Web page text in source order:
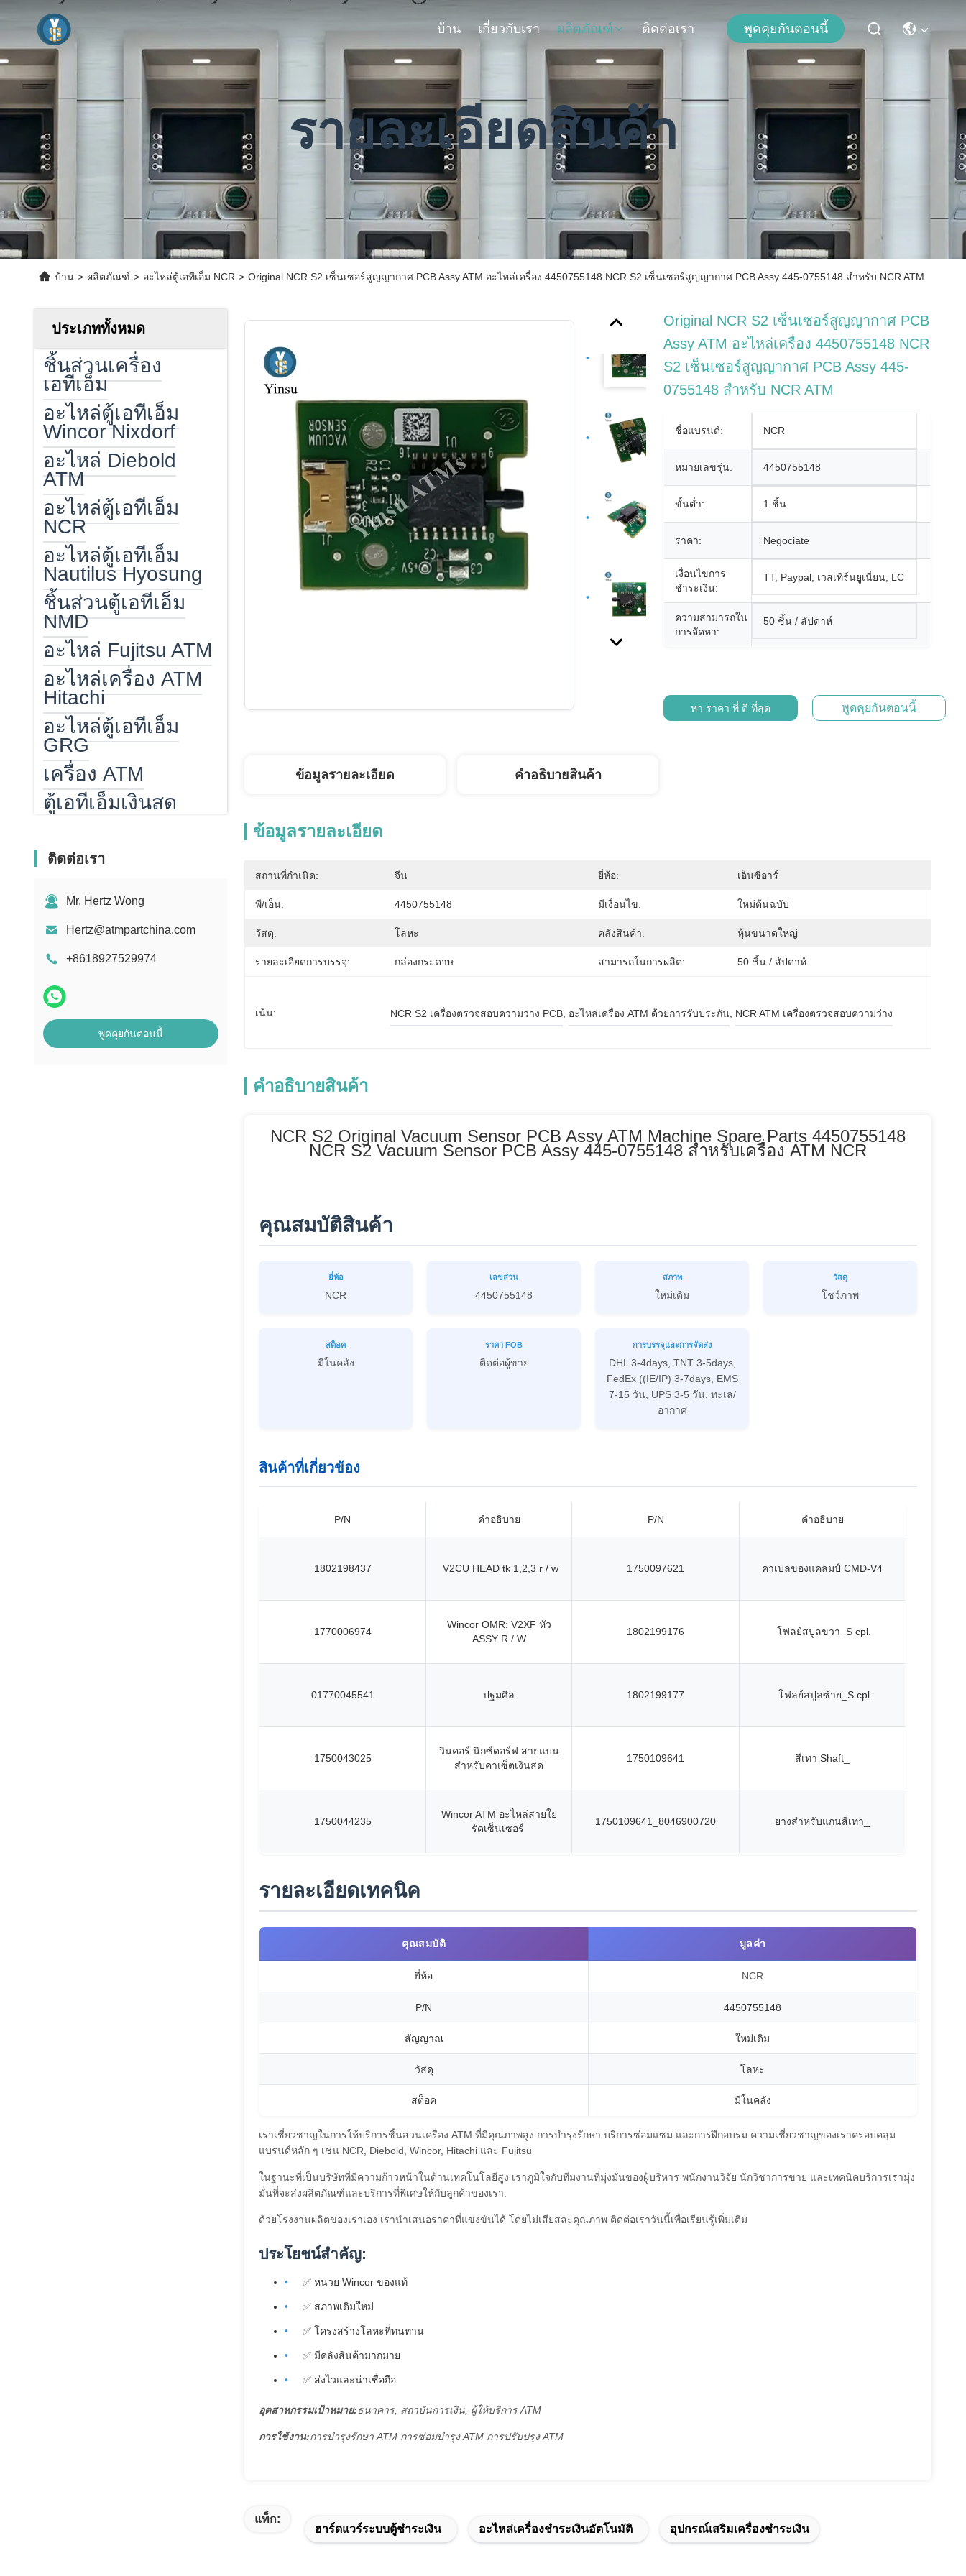
บ้าน เกี่ยวกับเรา ผลิตภัณฑ์ ติดต่อเรา พูดคุยกันตอนนี้
รายละเอียดสินค้า
บ้าน > ผลิตภัณฑ์ > อะไหล่ตู้เอทีเอ็ม NCR > Original NCR S2 เซ็นเซอร์สูญญากาศ PCB Assy ATM อะไหล่เครื่อง 4450755148 NCR S2 เซ็นเซอร์สูญญากาศ PCB Assy 445-0755148 สำหรับ NCR ATM
ประเภททั้งหมด
ชิ้นส่วนเครื่อง
เอทีเอ็ม
อะไหล่ตู้เอทีเอ็ม
Wincor Nixdorf
อะไหล่ Diebold
ATM
อะไหล่ตู้เอทีเอ็ม
NCR
อะไหล่ตู้เอทีเอ็ม
Nautilus Hyosung
ชิ้นส่วนตู้เอทีเอ็ม
NMD
อะไหล่ Fujitsu ATM
อะไหล่เครื่อง ATM
Hitachi
อะไหล่ตู้เอทีเอ็ม
GRG
เครื่อง ATM
ตู้เอทีเอ็มเงินสด
เครื่องอ่านบัตร
เครื่องทำความร้อน
ATM
เครื่องนับธนาคาร
บิล คอนเตอร์พาร์ท
MEI Bill Acceptor
ส่วน
ติดต่อเรา
Mr. Hertz Wong
Hertz@atmpartchina.com
+8618927529974
พูดคุยกันตอนนี้
Original NCR S2 เซ็นเซอร์สูญญากาศ PCB
Assy ATM อะไหล่เครื่อง 4450755148 NCR
S2 เซ็นเซอร์สูญญากาศ PCB Assy 445-
0755148 สำหรับ NCR ATM
ชื่อแบรนด์: NCR
หมายเลขรุ่น: 4450755148
ขั้นต่ำ: 1 ชิ้น
ราคา: Negociate
เงื่อนไขการ
ชำระเงิน:
TT, Paypal, เวสเทิร์นยูเนี่ยน, LC
ความสามารถใน
การจัดหา:
50 ชิ้น / สัปดาห์
หา ราคา ที่ ดี ที่สุด พูดคุยกันตอนนี้
ข้อมูลรายละเอียด คําอธิบายสินค้า
ข้อมูลรายละเอียด
สถานที่กำเนิด: จีน ยี่ห้อ: เอ็นซีอาร์
พี/เอ็น: 4450755148 มีเงื่อนไข: ใหม่ต้นฉบับ
วัสดุ: โลหะ คลังสินค้า: หุ้นขนาดใหญ่
รายละเอียดการบรรจุ: กล่องกระดาษ สามารถในการผลิต: 50 ชิ้น / สัปดาห์
เน้น: NCR S2 เครื่องตรวจสอบความว่าง PCB อะไหล่เครื่อง ATM ด้วยการรับประกัน NCR ATM เครื่องตรวจสอบความว่าง
คําอธิบายสินค้า
NCR S2 Original Vacuum Sensor PCB Assy ATM Machine Spare Parts 4450755148
NCR S2 Vacuum Sensor PCB Assy 445-0755148 สําหรับเครื่อง ATM NCR
คุณสมบัติสินค้า
ยี่ห้อ
NCR
เลขส่วน
4450755148
สภาพ
ใหม่เดิม
วัสดุ
โชว์ภาพ
สต็อค
มีในคลัง
ราคา FOB
ติดต่อผู้ขาย
การบรรจุและการจัดส่ง
DHL 3-4days, TNT 3-5days,
FedEx ((IE/IP) 3-7days, EMS
7-15 วัน, UPS 3-5 วัน, ทะเล/
อากาศ
สินค้าที่เกี่ยวข้อง
P/N คําอธิบาย P/N คําอธิบาย
1802198437 V2CU HEAD tk 1,2,3 r / w 1750097621 คาเบลของแคลมป์ CMD-V4
1770006974
Wincor OMR: V2XF หัว
ASSY R / W
1802199176 โฟลย์สปูลขวา_S cpl.
01770045541 ปฐมศีล 1802199177 โฟลย์สปูลซ้าย_S cpl
1750043025
วินคอร์ นิกซ์ดอร์ฟ สายแบน
สําหรับคาเซ็ตเงินสด
1750109641 สีเทา Shaft_
1750044235
Wincor ATM อะไหล่สายใย
รัดเซ็นเซอร์
1750109641_8046900720 ยางสําหรับแกนสีเทา_
รายละเอียดเทคนิค
คุณสมบัติ มูลค่า
ยี่ห้อ NCR
P/N 4450755148
สัญญาณ ใหม่เดิม
วัสดุ โลหะ
สต็อค มีในคลัง
เราเชี่ยวชาญในการให้บริการชิ้นส่วนเครื่อง ATM ที่มีคุณภาพสูง การบํารุงรักษา บริการซ่อมแซม และการฝึกอบรม ความเชี่ยวชาญของเราครอบคลุม
แบรนด์หลัก ๆ เช่น NCR, Diebold, Wincor, Hitachi และ Fujitsu
ในฐานะที่เป็นบริษัทที่มีความก้าวหน้าในด้านเทคโนโลยีสูง เราภูมิใจกับทีมงานที่มุ่งมั่นของผู้บริหาร พนักงานวิจัย นักวิชาการขาย และเทคนิคบริการเรามุ่ง
มั่นที่จะส่งผลิตภัณฑ์และบริการที่พิเศษให้กับลูกค้าของเรา.
ด้วยโรงงานผลิตของเราเอง เรานําเสนอราคาที่แข่งขันได้ โดยไม่เสียสละคุณภาพ ติดต่อเราวันนี้เพื่อเรียนรู้เพิ่มเติม
ประโยชน์สําคัญ:
✅ หน่วย Wincor ของแท้
✅ สภาพเดิมใหม่
✅ โครงสร้างโลหะที่ทนทาน
✅ มีคลังสินค้ามากมาย
✅ ส่งไวและน่าเชื่อถือ
อุตสาหกรรมเป้าหมาย:ธนาคาร, สถาบันการเงิน, ผู้ให้บริการ ATM
การใช้งาน:การบํารุงรักษา ATM การซ่อมบํารุง ATM การปรับปรุง ATM
แท็ก:
ฮาร์ดแวร์ระบบตู้ชําระเงิน
อะไหล่เครื่องชําระเงินอัตโนมัติ อุปกรณ์เสริมเครื่องชําระเงิน